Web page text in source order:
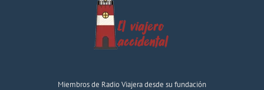
Miembros de Radio Viajera desde su fundación